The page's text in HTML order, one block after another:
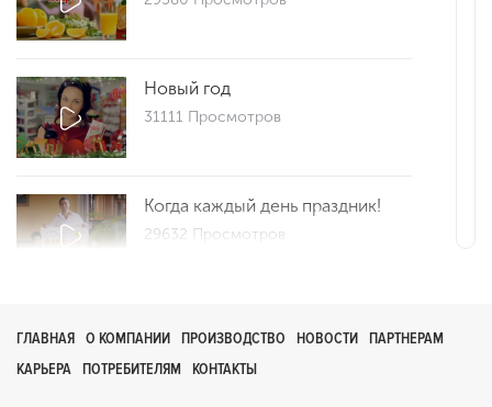
Новый год
31111 Просмотров
Когда каждый день праздник!
29632 Просмотров
29673 Просмотров
ГЛАВНАЯ О КОМПАНИИ ПРОИЗВОДСТВО НОВОСТИ
ПАРТНЕРАМ
КАРЬЕРА
ПОТРЕБИТЕЛЯМ КОНТАКТЫ